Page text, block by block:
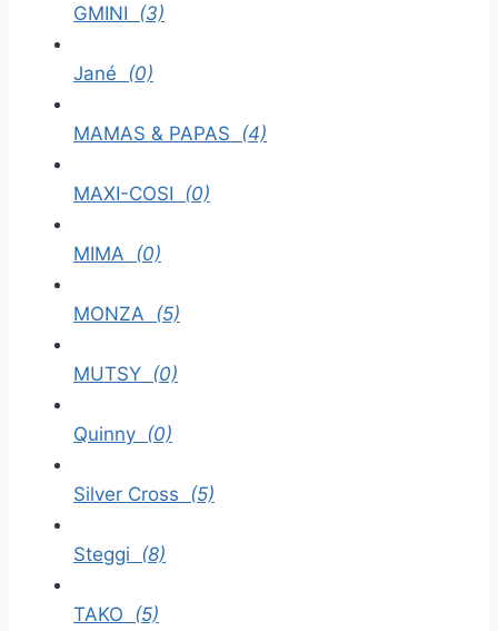
GMINI (3)
Jané (0)
MAMAS & PAPAS (4)
MAXI-COSI (0)
MIMA (0)
MONZA (5)
MUTSY (0)
Quinny (0)
Silver Cross (5)
Steggi (8)
TAKO (5)